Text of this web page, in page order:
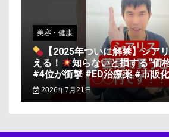
美容・健康
【2025年ついに解禁】シア
える！
知らないと損する“価
#4位が衝撃 #ED治療薬 #市販
2026年7月21日